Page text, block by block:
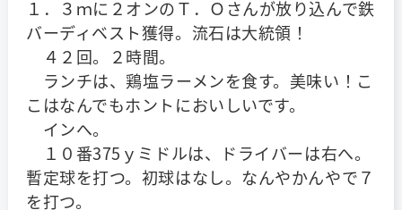
１．３ｍに２オンのＴ．Ｏさんが放り込んで鉄
バーディベスト獲得。流石は大統領！
４２回。２時間。
ランチは、鶏塩ラーメンを食す。美味い！こ
こはなんでもホントにおいしいです。
インへ。
１０番375ｙミドルは、ドライバーは右へ。
暫定球を打つ。初球はなし。なんやかんやで７
を打つ。